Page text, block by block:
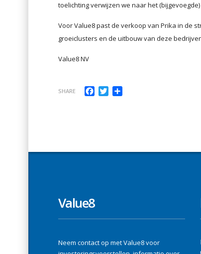
toelichting verwijzen we naar het
Voor Value8 past de verkoop van Prika in de
groeiclusters en de uitbouw van deze
Value8 NV
SHARE Facebook
Twitter
Value8
Neem contact op met Value8 voor